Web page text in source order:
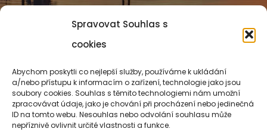
Spravovat Souhlas s
cookies
Abychom poskytli co nejlepší služby, používáme k ukládání
a/nebo přístupu k informacím o zařízení, technologie jako jsou
soubory cookies. Souhlas s těmito technologiemi nám umožní
zpracovávat údaje, jako je chování při procházení nebo jedinečná
ID na tomto webu. Nesouhlas nebo odvolání souhlasu může
nepříznivě ovlivnit určité vlastnosti a funkce.